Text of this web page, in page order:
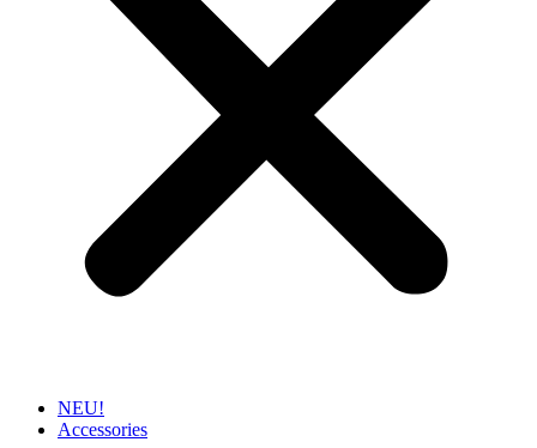
NEU!
Accessories